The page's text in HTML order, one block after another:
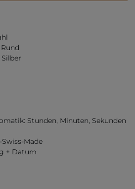
Stunden, Minuten, Sekunden
Made
+ Datum